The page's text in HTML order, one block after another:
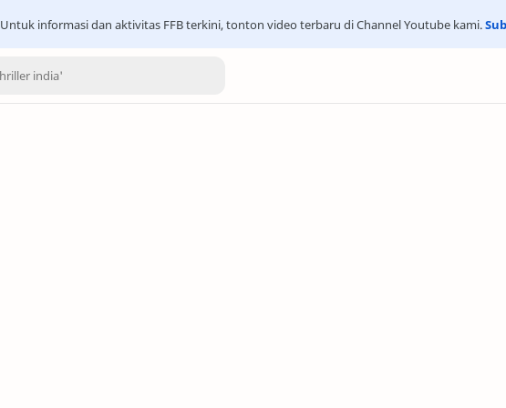
Untuk informasi dan aktivitas FFB terkini, tonton video terbaru di Channel Youtube kami.